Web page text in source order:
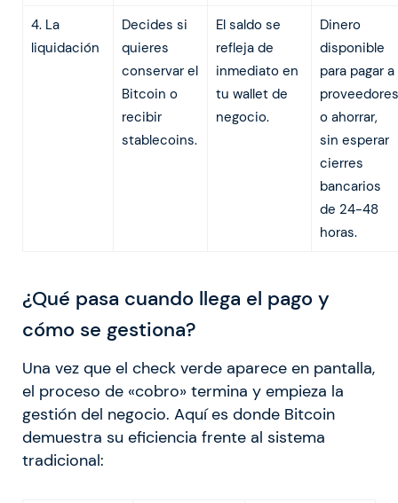
4. La
liquidación
Decides si
quieres
conservar el
Bitcoin o
recibir
stablecoins.
El saldo se
refleja de
inmediato en
tu wallet de
negocio.
Dinero
disponible
para pagar a
proveedores
o ahorrar,
sin esperar
cierres
bancarios
de 24-48
horas.
¿Qué pasa cuando llega el pago y
cómo se gestiona?
Una vez que el check verde aparece en pantalla,
el proceso de «cobro» termina y empieza la
gestión del negocio. Aquí es donde Bitcoin
demuestra su eficiencia frente al sistema
tradicional: